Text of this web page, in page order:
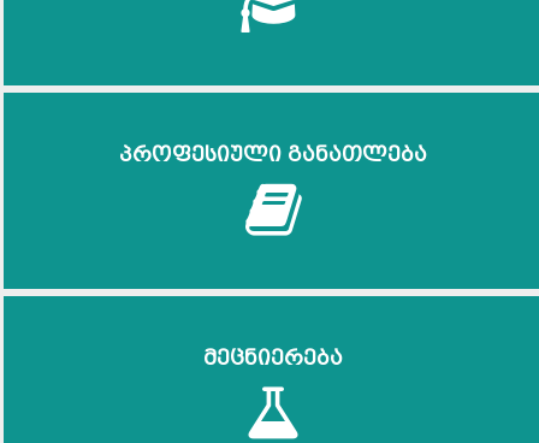
პროფესიული განათლება
მეცნიერება